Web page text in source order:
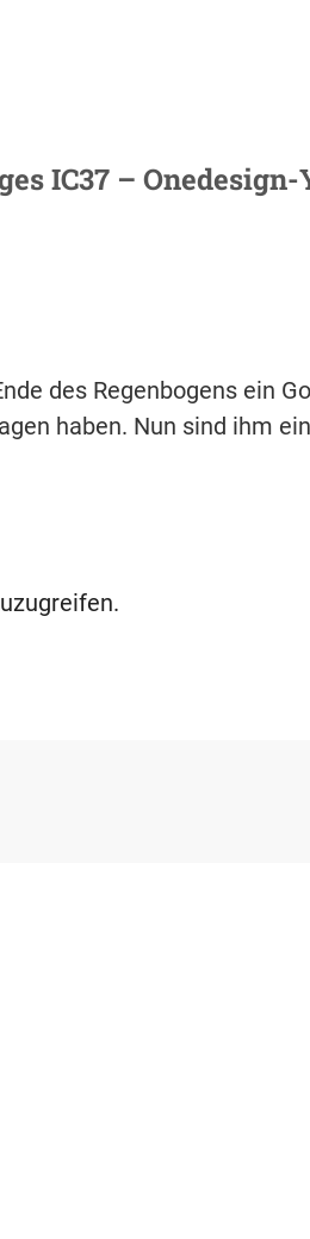
IC37 –
des Regenbogens ein
haben. Nun sind ihm